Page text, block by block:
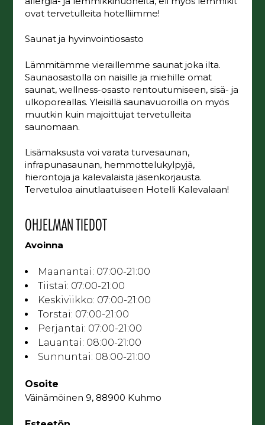
ovat tervetulleita hotelliimme!
Saunat ja hyvinvointiosasto
Lämmitämme vieraillemme saunat joka ilta.
Saunaosastolla on naisille ja miehille omat
saunat, wellness-osasto rentoutumiseen, sisä- ja
ulkoporeallas. Yleisillä saunavuoroilla on myös
muutkin kuin majoittujat tervetulleita
saunomaan.
Lisämaksusta voi varata turvesaunan,
infrapunasaunan, hemmottelukylpyjä,
hierontoja ja kalevalaista jäsenkorjausta.
Tervetuloa ainutlaatuiseen Hotelli Kalevalaan!
OHJELMAN TIEDOT
Avoinna
Maanantai: 07:00-21:00
Tiistai: 07:00-21:00
Keskiviikko: 07:00-21:00
Torstai: 07:00-21:00
Perjantai: 07:00-21:00
Lauantai: 08:00-21:00
Sunnuntai: 08:00-21:00
Osoite
Väinämöinen 9, 88900 Kuhmo